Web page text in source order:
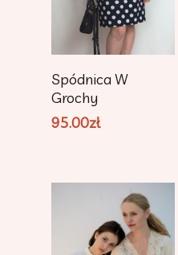
Add To Cart
Spódnica W
Grochy
95.00zł